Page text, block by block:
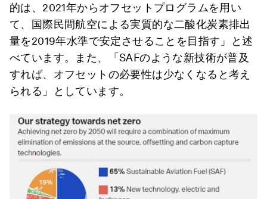
的は、2021年からオフセットプログラムを用い
て、国際民間航空による実質的な二酸化炭素排出
量を2019年水準で安定させることを目指す」と述
べています。また、「SAFのような新技術が普及
すれば、オフセットの必要性は少なくなると考え
られる」としています。